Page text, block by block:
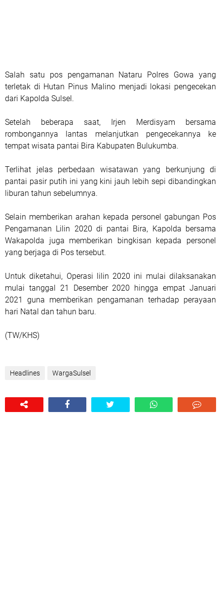
Salah satu pos pengamanan Nataru Polres Gowa yang
terletak di Hutan Pinus Malino menjadi lokasi pengecekan
dari Kapolda Sulsel.
Setelah beberapa saat, Irjen Merdisyam bersama
rombongannya lantas melanjutkan pengecekannya ke
tempat wisata pantai Bira Kabupaten Bulukumba.
Terlihat jelas perbedaan wisatawan yang berkunjung di
pantai pasir putih ini yang kini jauh lebih sepi dibandingkan
liburan tahun sebelumnya.
Selain memberikan arahan kepada personel gabungan Pos
Pengamanan Lilin 2020 di pantai Bira, Kapolda bersama
Wakapolda juga memberikan bingkisan kepada personel
yang berjaga di Pos tersebut.
Untuk diketahui, Operasi lilin 2020 ini mulai dilaksanakan
mulai tanggal 21 Desember 2020 hingga empat Januari
2021 guna memberikan pengamanan terhadap perayaan
hari Natal dan tahun baru.
(TW/KHS)
Headlines WargaSulsel